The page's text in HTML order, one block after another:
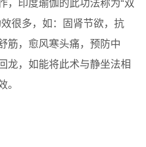
，印度瑜伽的此功法称为“双
很多，如：固肾节欲，抗
筋，愈风寒头痛，预防中
龙，如能将此术与静坐法相
。